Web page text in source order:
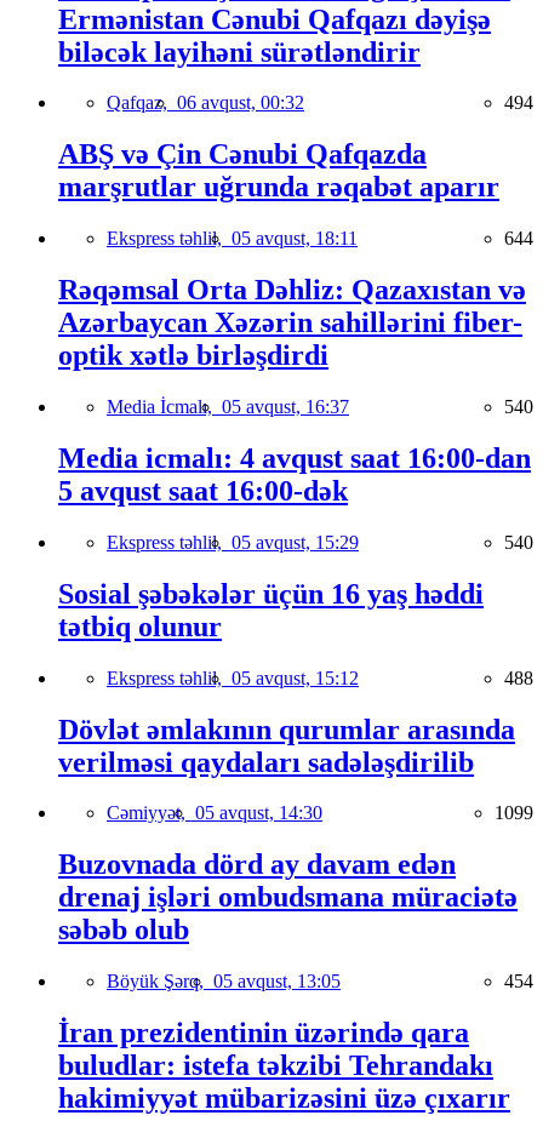
Ermənistan Cənubi Qafqazı dəyişə
biləcək layihəni sürətləndirir
Qafqaz, 06 avqust, 00:32 494
ABŞ və Çin Cənubi Qafqazda
marşrutlar uğrunda rəqabət aparır
Ekspress təhlil, 05 avqust, 18:11 644
Rəqəmsal Orta Dəhliz: Qazaxıstan və
Azərbaycan Xəzərin sahillərini fiber-
optik xətlə birləşdirdi
Media İcmalı, 05 avqust, 16:37 540
Media icmalı: 4 avqust saat 16:00-dan
5 avqust saat 16:00-dək
Ekspress təhlil, 05 avqust, 15:29 540
Sosial şəbəkələr üçün 16 yaş həddi
tətbiq olunur
Ekspress təhlil, 05 avqust, 15:12 488
Dövlət əmlakının qurumlar arasında
verilməsi qaydaları sadələşdirilib
Cəmiyyət, 05 avqust, 14:30 1099
Buzovnada dörd ay davam edən
drenaj işləri ombudsmana müraciətə
səbəb olub
Böyük Şərq, 05 avqust, 13:05 454
İran prezidentinin üzərində qara
buludlar: istefa təkzibi Tehrandakı
hakimiyyət mübarizəsini üzə çıxarır